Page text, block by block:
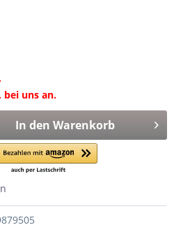
bei uns an.
In den Warenkorb